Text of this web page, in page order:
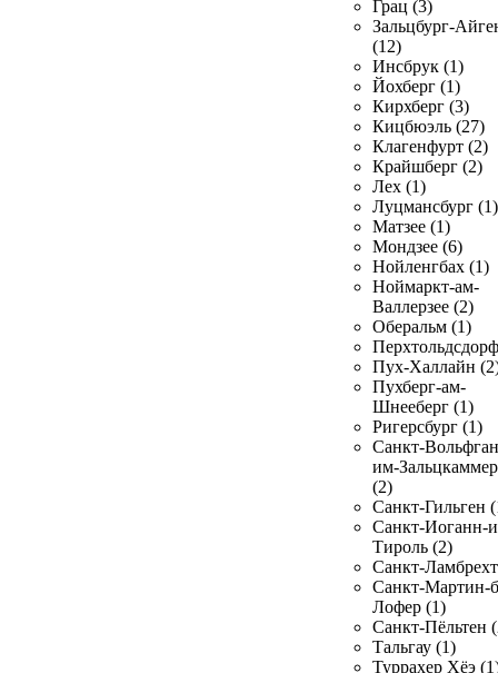
Грац (3)
Зальцбург-
(12)
Инсбрук (1)
Йохберг (1)
Кирхберг (3)
Кицбюэль (27)
Клагенфурт (2)
Крайшберг (2)
Лех (1)
Луцмансбург (1)
Матзее (1)
Мондзее (6)
Нойленгбах (1)
Ноймаркт-ам-
Валлерзее (2)
Оберальм (1)
Пух-Халлайн
Пухберг-ам-
Шнееберг (1)
Ригерсбург (1)
Санкт-
им-
(2)
Санкт-Гильген
Санкт-Иоганн-
Тироль (2)
Санкт-
Санкт-Мартин-
Лофер (1)
Санкт-Пёльтен
Тальгау (1)
Туррахер Хёэ